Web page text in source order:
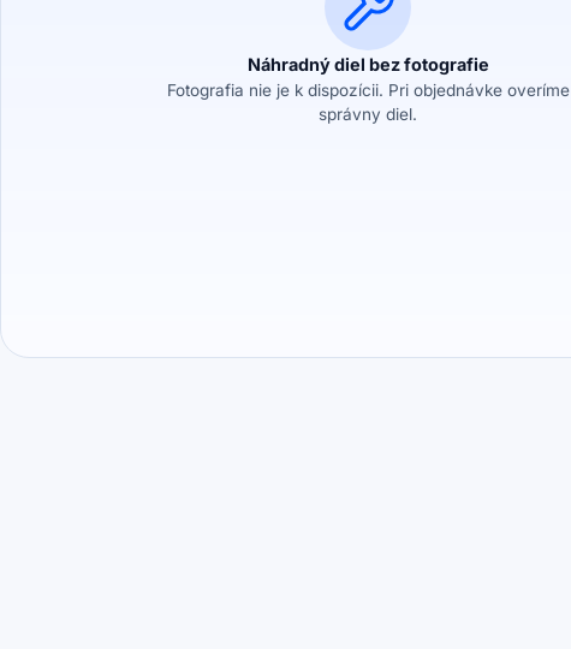
Náhradný diel bez fotografie
Fotografia nie je k dispozícii. Pri objednávke overíme
správny diel.